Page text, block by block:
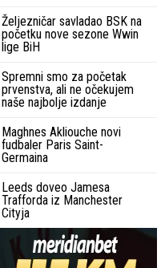
Željezničar savladao BSK na
početku nove sezone Wwin
lige BiH
Spremni smo za početak
prvenstva, ali ne očekujem
naše najbolje izdanje
Maghnes Akliouche novi
fudbaler Paris Saint-
Germaina
Leeds doveo Jamesa
Trafforda iz Manchester
Cityja